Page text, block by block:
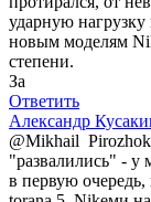
ударную
новым моделям
степени.
За
Ответить
Александр
@Мikhail
"развалились" - у
в первую